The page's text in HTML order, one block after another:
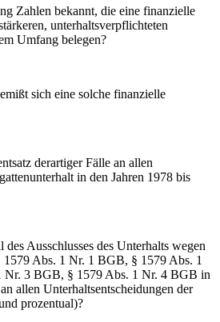
Zahlen bekannt, die eine finanzielle
unterhaltsverpflichteten
Umfang belegen?
sich eine solche finanzielle
derartiger Fälle an allen
in den Jahren 1978 bis
Ausschlusses des Unterhalts wegen
Abs. 1 Nr. 1 BGB, § 1579 Abs. 1
Nr. 3 BGB, § 1579 Abs. 1 Nr. 4 BGB in
allen Unterhaltsentscheidungen der
prozentual)?